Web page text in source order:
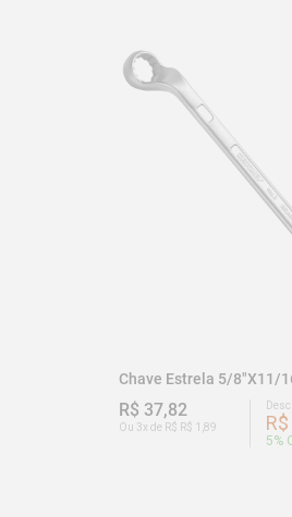
Chave Estrela 5/8"x11/
R$ 37,82
Ou 3x de R$ R$ 1,89
5%